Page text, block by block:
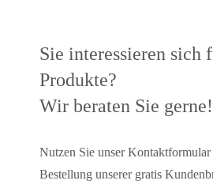
Sie interessieren sich
Produkte?
Wir beraten Sie gerne!
Nutzen Sie unser
Bestellung unserer gratis